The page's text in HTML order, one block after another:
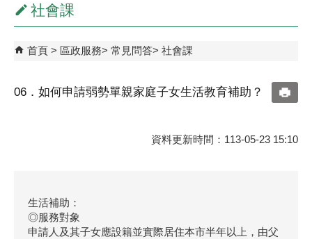
社會課
首頁 區政服務 常見問答 社會課
06．如何申請弱勢單親家庭子女生活教育補助？
資料更新時間：113-05-23 15:10
生活補助：
◎服務對象
申請人及其子女應設籍並實際居住本市半年以上，由父